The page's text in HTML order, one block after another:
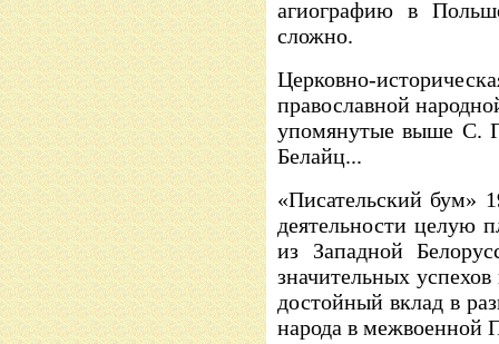
агиографию в
сложно.
Церковно-
православной
упомянутые выше С.
Белайц...
«Писательский бум»
деятельности целую
из Западной
значительных
достойный вклад в
народа в межвоенной